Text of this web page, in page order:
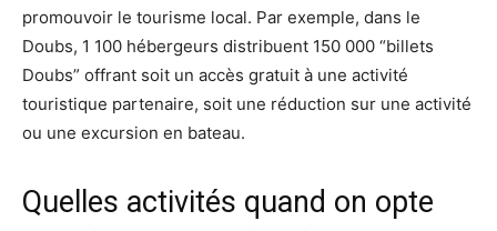
promouvoir le tourisme local. Par exemple, dans le
Doubs, 1 100 hébergeurs distribuent 150 000 “billets
Doubs” offrant soit un accès gratuit à une activité
touristique partenaire, soit une réduction sur une activité
ou une excursion en bateau.
Quelles activités quand on opte